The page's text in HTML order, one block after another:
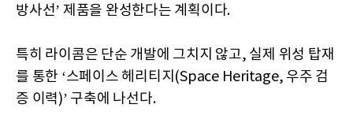
방사선’ 제품을 완성한다는 계획이다.
특히 라이콤은 단순 개발에 그치지 않고, 실제 위성 탑재
를 통한 ‘스페이스 헤리티지(Space Heritage, 우주 검
증 이력)’ 구축에 나선다.